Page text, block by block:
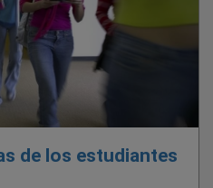
de los estudiantes